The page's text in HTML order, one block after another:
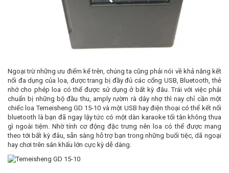
Ngoại trừ những ưu điểm kể trên, chúng ta cũng phải nói về khả năng kết
nối đa dụng của loa, được trang bị đầy đủ các cổng USB, Bluetooth, thẻ
nhớ cho phép loa có thể được sử dụng ở bất kỳ đâu. Trái với việc phải
chuẩn bị những bộ đầu thu, amply rườm rà dây nhợ thì nay chỉ cần một
chiếc loa Temeisheng GD 15-10 và một USB hay điện thoại có thể kết nối
bluetooth là bạn đã ngay lậy tức có một dàn karaoke tối tân không thua
gì ngoài tiệm. Nhờ tính cơ động đặc trưng nên loa có thể được mang
theo tới bất kỳ đâu, sẵn sàng hỗ trợ bạn trong những buổi tiệc, dã ngoại
hay chơi trên sân khấu lớn cực kỳ dễ dàng.